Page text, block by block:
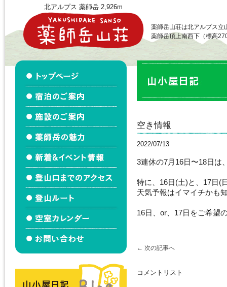
北アルプス 薬師岳 2,926m
薬師岳山荘は北アルプス立
薬師岳頂上南西下（標高
空き情報
2022/07/13
3連休の7月16日〜18日は
特に、16日(土)と、17日(
天気予報はイマイチかも
16日、or、17日をご希望
← 次の記事へ
コメントリスト